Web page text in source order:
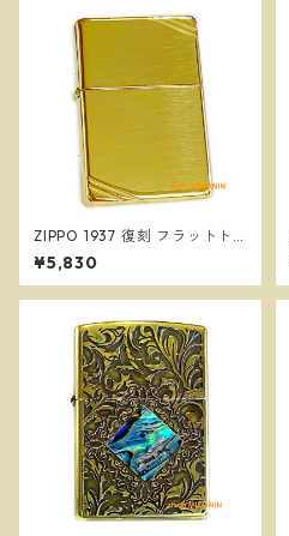
ZIPPO 1937 復刻 フラットト
ップ ハイポリッシュブラス 27
0 真鍮 ダイアゴナルライン 定
番 ジッポー オイルライター
¥5,830